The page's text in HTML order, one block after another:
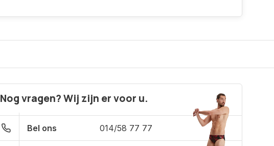
Nog vragen? Wij zijn er voor u.
Bel ons 014/58 77 77